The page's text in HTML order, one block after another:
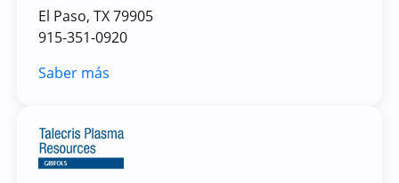
El Paso, TX 79905
915-351-0920
Saber más